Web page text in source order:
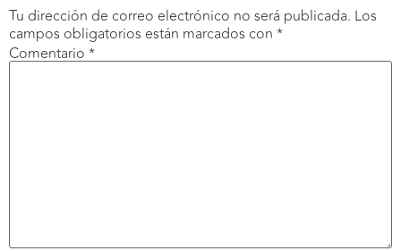
Tu dirección de correo electrónico no será publicada. Los
campos obligatorios están marcados con *
Comentario *